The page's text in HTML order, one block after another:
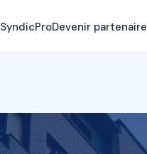
SyndicProDevenir partenaire